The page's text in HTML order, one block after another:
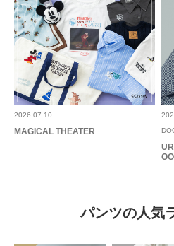
2026.07.10
MAGICAL THEATER
パンツの人気